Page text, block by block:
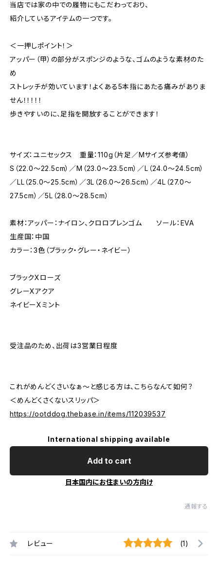
当店では家の中での履物にもこだわっており、
紹介しているアイテムの一つです。
＜一押しポイント！＞
アッパー（甲）の部分がスポンジのような、ゴムのような素材のた
め
ストレッチが効いています！よくある5本指にあたる痛みがありま
せん！！！！！
歩きやすいのに、足指を開放することができます！
サイズ：ユニセックス 重量：110g（片足／Mサイズ参考値）
S（22.0～22.5cm）／M（23.0～23.5cm）／L（24.0～24.5cm）
／LL（25.0～25.5cm）／3L（26.0～26.5cm）／4L（27.0～
27.5cm）／5L（28.0～28.5cm）
素材：アッパー：ナイロン、クロロプレンゴム ソール：EVA
生産国：中国
カラー：3色（ブラック・グレー・ネイビー）
ブラックXローズ
グレーXアクア
ネイビーXミント
受注品のため、出荷は3営業日程度
これがめんどくさいなぁ～と感じる方は、こちらなんて如何？
＜めんどくさくないスリッパ＞
https://ootddog.thebase.in/items/112039537
International shipping available
Add to cart
日本国内にお住まいの方向け
通報する
レビュー (1)